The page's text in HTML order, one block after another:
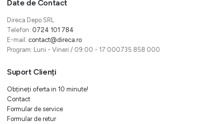
Date de Contact
Direca Depo SRL
Telefon: 0724 101 784
E-mail: contact@direca.ro
Program: Luni - Vineri / 09:00 - 17:000735 858 000
Suport Clienți
Obțineți oferta in 10 minute!
Contact
Formular de service
Formular de retur